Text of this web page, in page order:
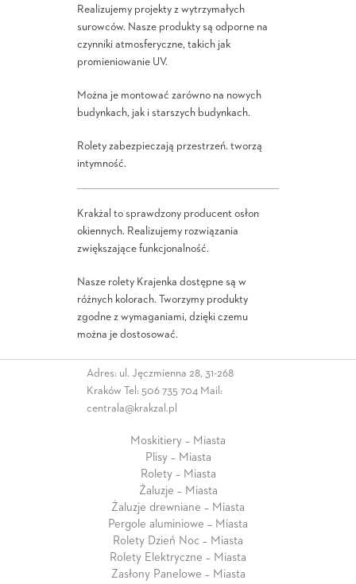
Realizujemy projekty z wytrzymałych
surowców. Nasze produkty są odporne na
czynniki atmosferyczne, takich jak
promieniowanie UV.
Można je montować zarówno na nowych
budynkach, jak i starszych budynkach.
Rolety zabezpieczają przestrzeń. tworzą
intymność.
Krakżal to sprawdzony producent osłon
okiennych. Realizujemy rozwiązania
zwiększające funkcjonalność.
Nasze rolety Krajenka dostępne są w
różnych kolorach. Tworzymy produkty
zgodne z wymaganiami, dzięki czemu
można je dostosować.
Adres: ul. Jęczmienna 28, 31-268
Kraków Tel: 506 735 704 Mail:
centrala@krakzal.pl
Moskitiery – Miasta
Plisy – Miasta
Rolety – Miasta
Żaluzje – Miasta
Żaluzje drewniane – Miasta
Pergole aluminiowe – Miasta
Rolety Dzień Noc – Miasta
Rolety Elektryczne – Miasta
Zasłony Panelowe – Miasta